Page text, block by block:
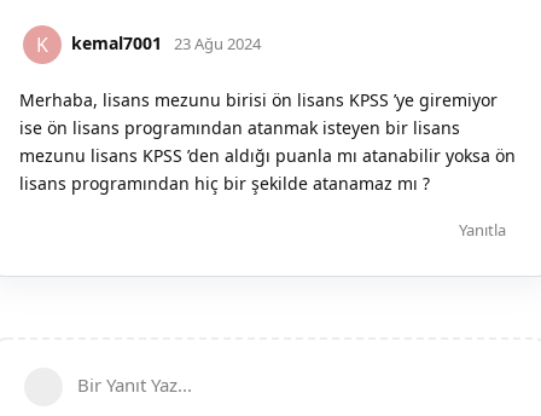
K kemal7001 23 Ağu 2024
Merhaba, lisans mezunu birisi ön lisans KPSS ’ye giremiyor
ise ön lisans programından atanmak isteyen bir lisans
mezunu lisans KPSS ’den aldığı puanla mı atanabilir yoksa ön
lisans programından hiç bir şekilde atanamaz mı ?
Yanıtla
Bir Yanıt Yaz...